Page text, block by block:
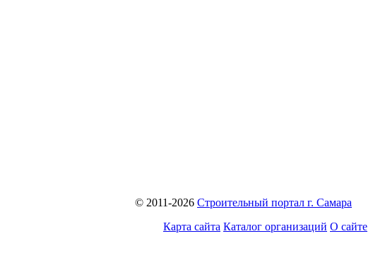
© 2011-2026 Строительный портал г. Самара
Карта сайта Каталог организаций О сайте